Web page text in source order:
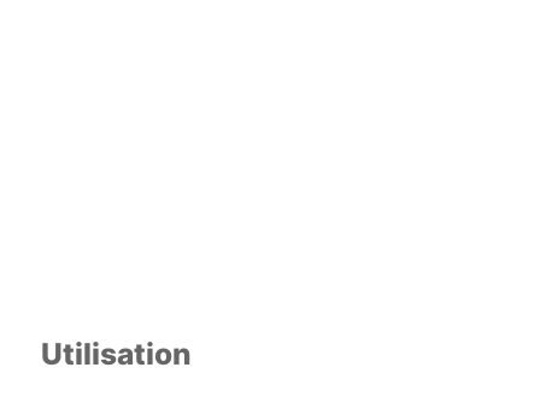
Utilisation